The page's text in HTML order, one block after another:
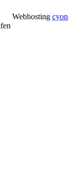
Webhosting cyon